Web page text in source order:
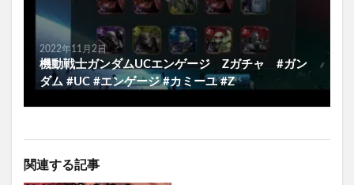
2022年11月2日
機動戦士ガンダムUCエンゲージ Zガチャ #ガン
ダム #UC #エンゲージ #カミーユ #Z
関連する記事